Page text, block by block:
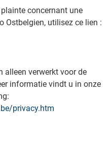
concernant une
Ostbelgien, utilisez ce lien :
alleen verwerkt voor de
informatie vindt u in onze
privacy.htm